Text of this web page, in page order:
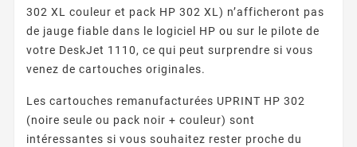
302 XL couleur et pack HP 302 XL) n’afficheront pas
de jauge fiable dans le logiciel HP ou sur le pilote de
votre DeskJet 1110, ce qui peut surprendre si vous
venez de cartouches originales.
Les cartouches remanufacturées UPRINT HP 302
(noire seule ou pack noir + couleur) sont
intéressantes si vous souhaitez rester proche du